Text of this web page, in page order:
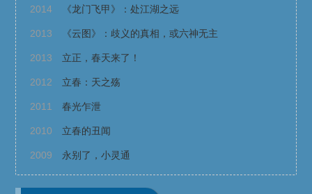
2014 《龙门飞甲》：处江湖之远
2013 《云图》：歧义的真相，或六神无主
2013 立正，春天来了！
2012 立春：天之殇
2011 春光乍泄
2010 立春的丑闻
2009 永别了，小灵通